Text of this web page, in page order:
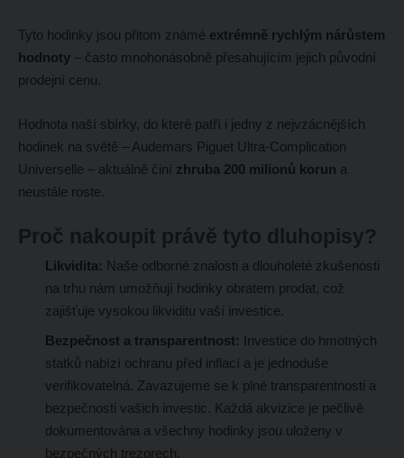
Tyto hodinky jsou přitom známé extrémně rychlým nárůstem
hodnoty– často mnohonásobně přesahujícím jejich původní
prodejní cenu.
Hodnota naší sbírky, do které patří i jedny z nejvzácnějších
hodinek na světě – Audemars Piguet Ultra-Complication
Universelle – aktuálně činí zhruba 200 milionů korun a
neustále roste.
Proč nakoupit právě tyto dluhopisy?
Likvidita: Naše odborné znalosti a dlouholeté zkušenosti
na trhu nám umožňují hodinky obratem prodat, což
zajišťuje vysokou likviditu vaší investice.
Bezpečnost a transparentnost: Investice do hmotných
statků nabízí ochranu před inflací a je jednoduše
verifikovatelná. Zavazujeme se k plné transparentnosti a
bezpečnosti vašich investic. Každá akvizice je pečlivě
dokumentována a všechny hodinky jsou uloženy v
bezpečných trezorech.